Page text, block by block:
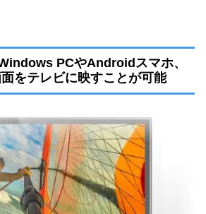
PCやAndroidスマホ、
をテレビに映すことが可能